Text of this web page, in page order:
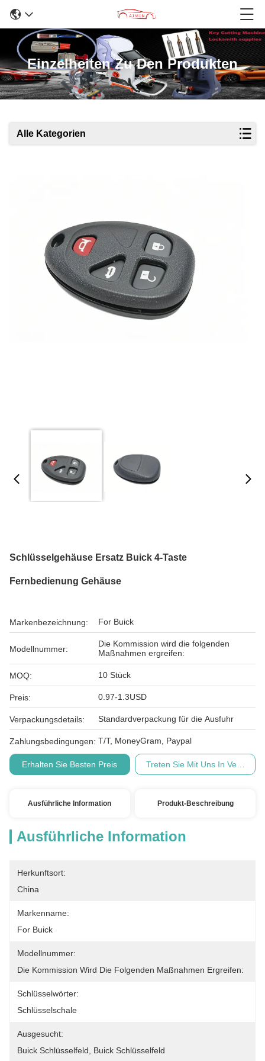
Einzelheiten Zu Den Produkten
Alle Kategorien
Schlüsselgehäuse Ersatz Buick 4-Taste
Fernbedienung Gehäuse
Markenbezeichnung: For Buick
Modellnummer:
Die Kommission wird die folgenden
Maßnahmen ergreifen:
MOQ: 10 Stück
Preis: 0.97-1.3USD
Verpackungsdetails: Standardverpackung für die Ausfuhr
Zahlungsbedingungen: T/T, MoneyGram, Paypal
Erhalten Sie Besten Preis Treten Sie Mit Uns In
Ausführliche Information Produkt-Beschreibung
Ausführliche Information
Herkunftsort:
China
Markenname:
For Buick
Modellnummer:
Die Kommission Wird Die Folgenden Maßnahmen Ergreifen:
Schlüsselwörter:
Schlüsselschale
Ausgesucht:
Buick Schlüsselfeld, Buick Schlüsselfeld